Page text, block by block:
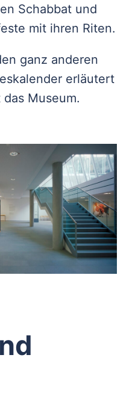
Schabbat und
mit ihren Riten.
ganz anderen
erläutert
Museum.